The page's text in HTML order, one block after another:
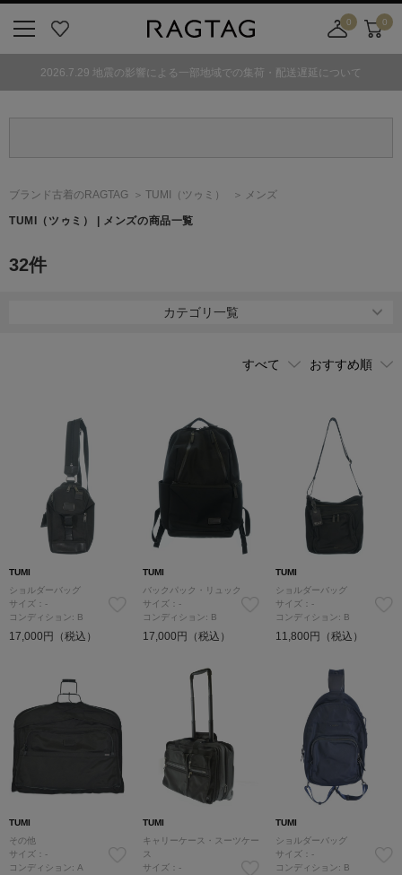
気
0
舗
カ
0
2026.7.29 地震の影響による一部地域での集荷・配送遅延について
ブランド古着のRAGTAG TUMI （ツゥミ） メンズ
TUMI （ツゥミ） | メンズの商品一覧
32件
カテゴリ一覧
TUMI
ショルダーバッグ
サイズ：-
コンディション: B
17,000円（税込）
TUMI
バックパック・リュック
サイズ：-
コンディション: B
17,000円（税込）
TUMI
ショルダーバッグ
サイズ：-
コンディション: B
11,800円（税込）
TUMI
その他
サイズ：-
コンディション: A
TUMI
キャリーケース・スーツケー
ス
サイズ：-
TUMI
ショルダーバッグ
サイズ：-
コンディション: B